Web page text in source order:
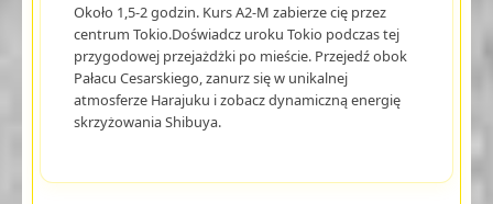
Około 1,5-2 godzin. Kurs A2-M zabierze cię przez
centrum Tokio.Doświadcz uroku Tokio podczas tej
przygodowej przejażdżki po mieście. Przejedź obok
Pałacu Cesarskiego, zanurz się w unikalnej
atmosferze Harajuku i zobacz dynamiczną energię
skrzyżowania Shibuya.